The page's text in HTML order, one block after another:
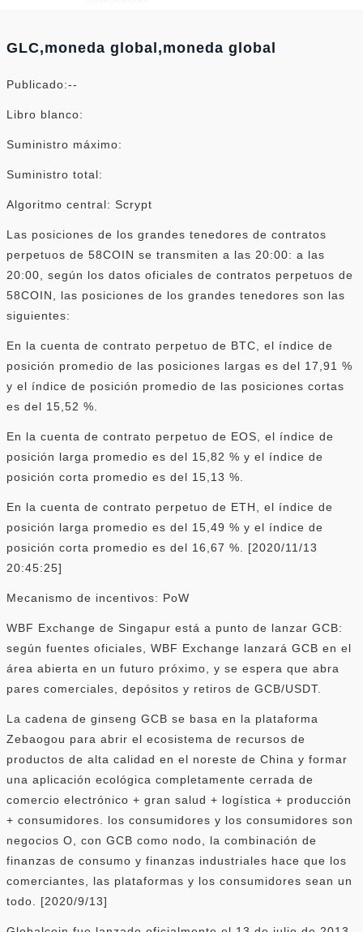
GLC,moneda global,moneda global
Publicado:--
Libro blanco:
Suministro máximo:
Suministro total:
Algoritmo central: Scrypt
Las posiciones de los grandes tenedores de contratos
perpetuos de 58COIN se transmiten a las 20:00: a las
20:00, según los datos oficiales de contratos perpetuos de
58COIN, las posiciones de los grandes tenedores son las
siguientes:
En la cuenta de contrato perpetuo de BTC, el índice de
posición promedio de las posiciones largas es del 17,91 %
y el índice de posición promedio de las posiciones cortas
es del 15,52 %.
En la cuenta de contrato perpetuo de EOS, el índice de
posición larga promedio es del 15,82 % y el índice de
posición corta promedio es del 15,13 %.
En la cuenta de contrato perpetuo de ETH, el índice de
posición larga promedio es del 15,49 % y el índice de
posición corta promedio es del 16,67 %. [2020/11/13
20:45:25]
Mecanismo de incentivos: PoW
WBF Exchange de Singapur está a punto de lanzar GCB:
según fuentes oficiales, WBF Exchange lanzará GCB en el
área abierta en un futuro próximo, y se espera que abra
pares comerciales, depósitos y retiros de GCB/USDT.
La cadena de ginseng GCB se basa en la plataforma
Zebaogou para abrir el ecosistema de recursos de
productos de alta calidad en el noreste de China y formar
una aplicación ecológica completamente cerrada de
comercio electrónico + gran salud + logística + producción
+ consumidores. los consumidores y los consumidores son
negocios O, con GCB como nodo, la combinación de
finanzas de consumo y finanzas industriales hace que los
comerciantes, las plataformas y los consumidores sean un
todo. [2020/9/13]